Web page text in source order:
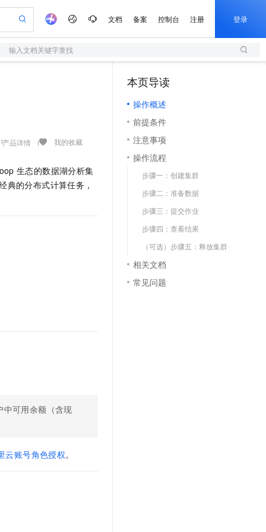
文档 备案 控制台 注册 登录
输入文档关键字查找
产品详情 我的收藏
生态的数据湖分析集
典的分布式计算任务，
中可用余额（含现
云账号角色授权。
本页导读
操作概述
前提条件
注意事项
操作流程
步骤一：创建集群
步骤二：准备数据
步骤三：提交作业
步骤四：查看结果
（可选）步骤五：释放集群
相关文档
常见问题
平台百炼
1.1-T2V
语音识别与合成
全托管，含MySQL、PostgreSQL、SQL Server、MariaDB多引擎
能体编程平台
轻量应用服务器
数字证书管理服务（原SSL证书）
实现全站HTTPS，呈现可信的WEB访问
短信服务
V4-Pro
专属 QwenPaw HOT
从聊天伙伴进化为能主动干活的本地数字员工
一句话生成原生可编辑精美 PPT 文稿
输入一句话想法, 轻松生成专业的 PPT
一键部署幻兽帕鲁游戏服务器
一键购买专属联机服务器，轻松开启游戏
漫剧工坊：一站式动画创作平台
快速生产连贯的高质量长漫剧
高效部署网站，快速应用到小程序
创作，一键激活电商全链路生产力
成，高效打造优质广告素材
AI 活动
AI 生产力先锋
先锋实践拓展 AI 生产力的边界
飞天发布时刻
所见，即是所愿
AI 实训营
从基础到进阶，Agent 创客手把手教你
创新加速
覆盖90%+业务场景，专享组合折扣价
精选AI产品，从模型到应用全链提效
阿里云 OPC 创新助力计划
Token 补贴，五大权
益加速 OPC 成功
专业服务
公司注册
SSL 证书
计划 服务伙伴合作计划
Al MaaS 服务伙伴赋能合作
伙伴信用分合作计划
更多支持
合作伙伴培训与认证
查询合作伙伴
登录合作伙伴管理后台
开发者社区
镜像站
加入我们
校园招聘